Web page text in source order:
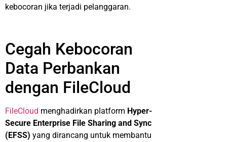
kebocoran jika terjadi pelanggaran.
Cegah Kebocoran
Data Perbankan
dengan FileCloud
FileCloud menghadirkan platform Hyper-
Secure Enterprise File Sharing and Sync
(EFSS) yang dirancang untuk membantu